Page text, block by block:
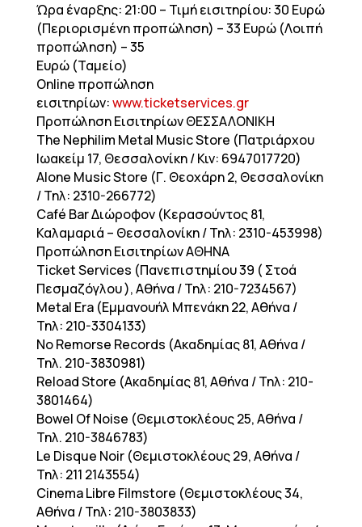
Ώρα έναρξης: 21:00 – Τιμή εισιτηρίου: 30 Ευρώ
(Περιορισμένη προπώληση) – 33 Ευρώ (Λοιπή
προπώληση) – 35
Ευρώ (Ταμείο)
Online προπώληση
εισιτηρίων:www.ticketservices.gr
Προπώληση Εισιτηρίων ΘΕΣΣΑΛΟΝΙΚΗ
The Nephilim Metal Music Store (Πατριάρχου
Ιωακείμ 17, Θεσσαλονίκη / Κιν: 6947017720)
Alone Music Store (Γ. Θεοχάρη 2, Θεσσαλονίκη
/ Τηλ: 2310-266772)
Café Bar Διώροφον (Κερασούντος 81,
Καλαμαριά – Θεσσαλονίκη / Τηλ: 2310-453998)
Προπώληση Εισιτηρίων ΑΘΗΝΑ
Ticket Services (Πανεπιστημίου 39 ( Στοά
Πεσμαζόγλου ), Αθήνα / Τηλ: 210-7234567)
Metal Era (Εμμανουήλ Μπενάκη 22, Αθήνα /
Τηλ: 210-3304133)
No Remorse Records (Ακαδημίας 81, Αθήνα /
Τηλ. 210-3830981)
Reload Store (Ακαδημίας 81, Αθήνα / Τηλ: 210-
3801464)
Bowel Of Noise (Θεμιστοκλέους 25, Αθήνα /
Τηλ. 210-3846783)
Le Disque Noir (Θεμιστοκλέους 29, Αθήνα /
Τηλ: 211 2143554)
Cinema Libre Filmstore (Θεμιστοκλέους 34,
Αθήνα / Τηλ: 210-3803833)